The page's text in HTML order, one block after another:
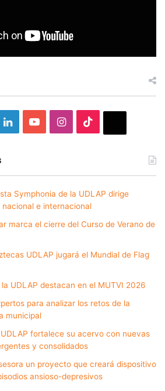
LinkedInYouTubeInstagram
Symphonia de la UDLAP dirige
e internacional
marca el cierre del Curso de Verano de
UDLAP jugará el Mundial de Flag
UDLAP destacan en el MUTVI 2026
para analizar los retos de la
municipal
fortalece su acervo con nuevas
y consolidados
un proyecto que creará dispositivo
ansioso-depresivos